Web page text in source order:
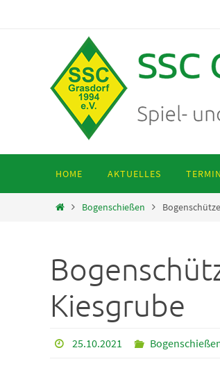
springen
HOME AKTUELLES
StartBogenschießen
Kiesgrube
25.10.2021